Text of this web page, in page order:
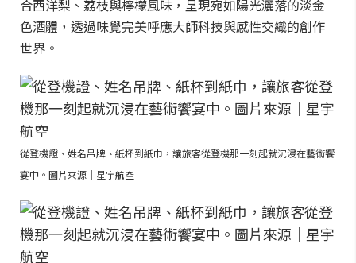
合西洋梨、荔枝與檸檬風味，呈現宛如陽光灑落的淡金
色酒體，透過味覺完美呼應大師科技與感性交織的創作
世界。
從登機證、姓名吊牌、紙杯到紙巾，讓旅客從登機那一刻起就沉浸在藝術饗
宴中。圖片來源｜星宇航空